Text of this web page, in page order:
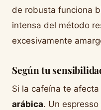
de robusta funciona
intensa del método
excesivamente
Según tu
Si la cafeína te
arábica. Un